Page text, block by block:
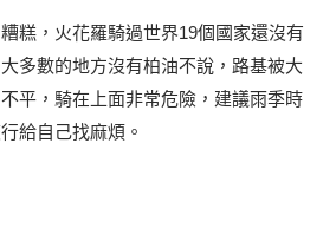
糕，火花羅騎過世界19個國家還沒有
多數的地方沒有柏油不說，路基被大
平，騎在上面非常危險，建議雨季時
給自己找麻煩。